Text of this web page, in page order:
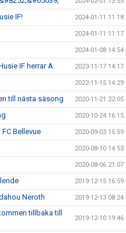
IF! 2024-01-11 11:18
2024-01-11 11:17
2024-01-08 14:54
IF herrar A. 2023-11-17 14:17
2022-11-15 14:29
till nästa säsong 2020-11-21 22:05
2020-10-24 16:15
Bellevue 2020-09-03 15:59
2020-08-10 14:53
2020-08-06 21:07
2019-12-15 16:59
Neroth 2019-12-13 08:24
tillbaka till
2019-12-10 19:46